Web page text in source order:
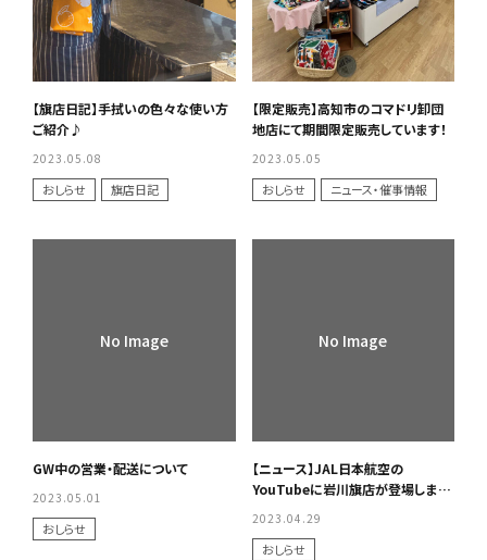
【旗店日記】手拭いの色々な使い方
ご紹介♪
2023.05.08
おしらせ 旗店日記
【限定販売】高知市のコマドリ卸団
地店にて期間限定販売しています！
2023.05.05
おしらせ ニュース・催事情報
No Image
GW中の営業・配送について
2023.05.01
おしらせ
No Image
【ニュース】JAL日本航空の
YouTubeに岩川旗店が登場しま
す！
2023.04.29
おしらせ